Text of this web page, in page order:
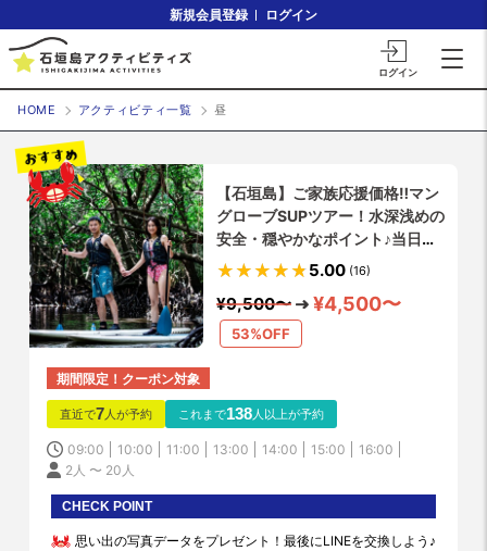
新規会員登録 ログイン
ログイン
HOME アクティビティ一覧 昼
【石垣島】ご家族応援価格‼️マン
グローブSUPツアー！水深浅めの
安全・穏やかなポイント♪当日予
約OK！石垣島の亜熱帯ならでは
中上陸し探索付き♪
5.00 (16)
¥9,500〜 ¥4,500〜
53%OFF
期間限定！クーポン対象
直近で7人が予約 これまで138人以上が予約
09:00 10:00 11:00 13:00 14:00 15:00
16:00
2人 〜 20人
CHECK POINT
思い出の写真データをプレゼント！最後にLINEを交換しよう♪